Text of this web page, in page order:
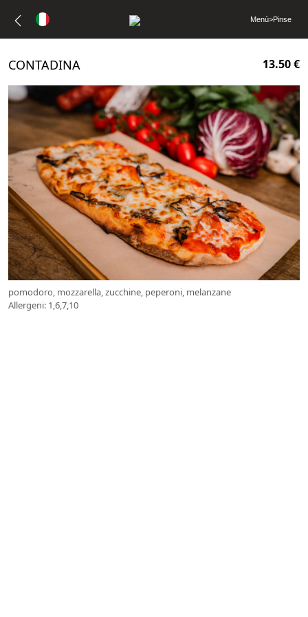
Menù>Pinse
CONTADINA 13.50 €
pomodoro, mozzarella, zucchine, peperoni, melanzane
Allergeni: 1,6,7,10